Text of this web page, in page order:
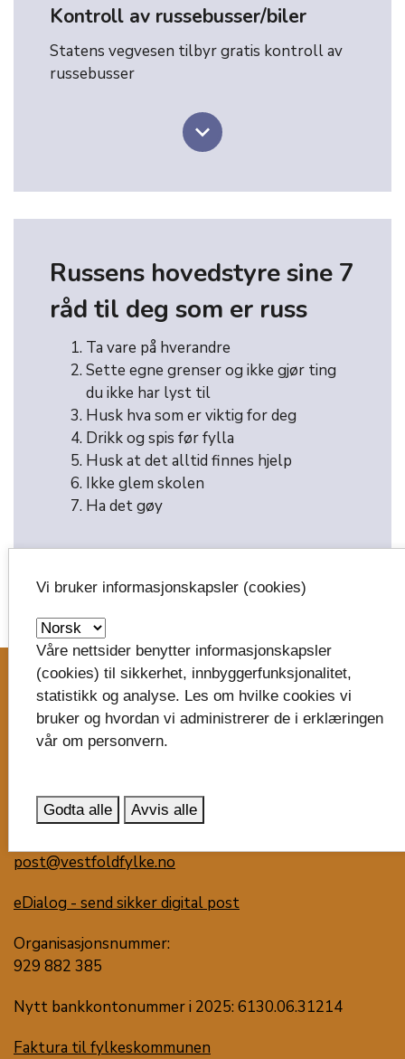
Kontroll av russebusser/biler
Statens vegvesen tilbyr gratis kontroll av
russebusser
keyboard_arrow_down
Russens hovedstyre sine 7
råd til deg som er russ
Ta vare på hverandre
Sette egne grenser og ikke gjør ting
du ikke har lyst til
Husk hva som er viktig for deg
Drikk og spis før fylla
Husk at det alltid finnes hjelp
Ikke glem skolen
Ha det gøy
image_search
Skriv til oss
Vestfold fylkeskommune
Trudvang
3105 Tønsberg
post@vestfoldfylke.no
eDialog - send sikker digital post
Organisasjonsnummer:
929 882 385
Nytt bankkontonummer i 2025: 6130.06.31214
Faktura til fylkeskommunen
Vi bruker informasjonskapsler (cookies)
Våre nettsider benytter informasjonskapsler
(cookies) til sikkerhet, innbyggerfunksjonalitet,
statistikk og analyse. Les om hvilke cookies vi
bruker og hvordan vi administrerer de i erklæringen
vår om personvern.
Godta alle Avvis alle